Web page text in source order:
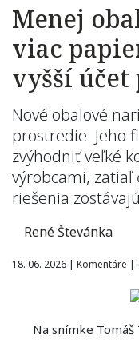
Menej
viac
vyšší účet
Nové obalové
prostredie. Jeho
zvýhodniť veľké
výrobcami, zatiaľ
riešenia
René Števánka
18. 06. 2026 | Komentáre |
Na snímke Tomáš